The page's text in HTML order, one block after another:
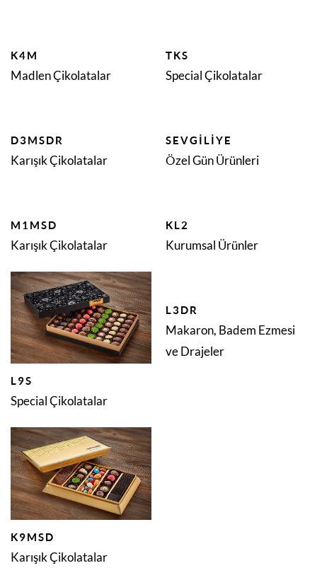
K4M
Madlen Çikolatalar
TKS
Special Çikolatalar
D3MSDR
Karışık Çikolatalar
SEVGILIYE
Özel Gün Ürünleri
M1MSD
Karışık Çikolatalar
KL2
Kurumsal Ürünler
L9S
Special Çikolatalar
L3DR
Makaron, Badem Ezmesi
ve Drajeler
K9MSD
Karışık Çikolatalar